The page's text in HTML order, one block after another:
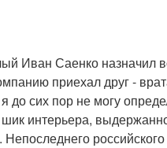
Иван Саенко назначил
приехал друг -
сих пор не могу
интерьера,
российского